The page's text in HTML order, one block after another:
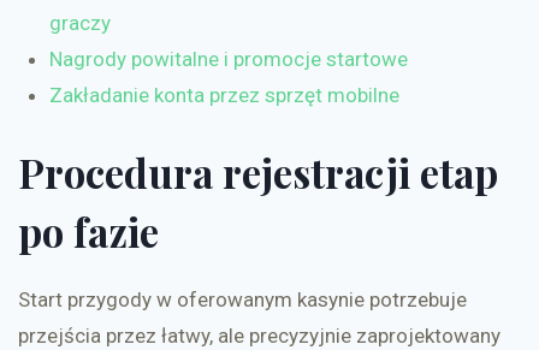
graczy
Nagrody powitalne i promocje startowe
Zakładanie konta przez sprzęt mobilne
Procedura rejestracji etap
po fazie
Start przygody w oferowanym kasynie potrzebuje
przejścia przez łatwy, ale precyzyjnie zaprojektowany